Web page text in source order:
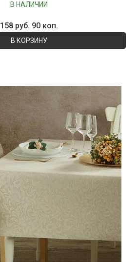
В НАЛИЧИИ
158 руб. 90 коп.
В КОРЗИНУ